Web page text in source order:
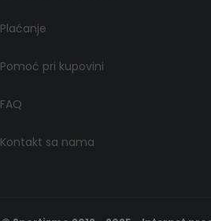
Plaćanje
Pomoć pri kupovini
FAQ
Kontakt sa nama